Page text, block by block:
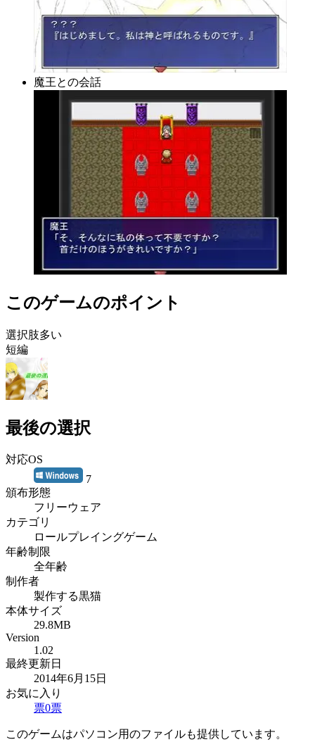
魔王との会話
このゲームのポイント
選択肢多い
短編
最後の選択
対応OS
7
頒布形態
フリーウェア
カテゴリ
ロールプレイングゲーム
年齢制限
全年齢
制作者
製作する黒猫
本体サイズ
29.8MB
Version
1.02
最終更新日
2014年6月15日
お気に入り
票0票
このゲームはパソコン用のファイルも提供しています。